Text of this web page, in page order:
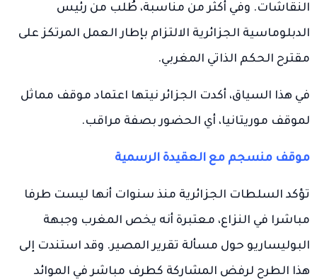
النقاشات. وفي أكثر من مناسبة، طُلب من رئيس
الدبلوماسية الجزائرية الالتزام بإطار العمل المرتكز على
مقترح الحكم الذاتي المغربي.
في هذا السياق، أكدت الجزائر نيتها اعتماد موقف مماثل
لموقف موريتانيا، أي الحضور بصفة مراقب.
موقف منسجم مع العقيدة الرسمية
تؤكد السلطات الجزائرية منذ سنوات أنها ليست طرفا
مباشرا في النزاع، معتبرة أنه يخص المغرب وجبهة
البوليساريو حول مسألة تقرير المصير. وقد استندت إلى
هذا الطرح لرفض المشاركة كطرف مباشر في الموائد